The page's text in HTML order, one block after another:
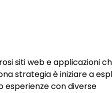
siti web e applicazioni
strategia è iniziare a
esperienze con diverse